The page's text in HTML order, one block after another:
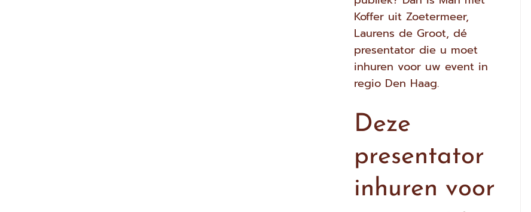
Koffer uit Zoetermeer,
Laurens de Groot, dé
presentator die u moet
inhuren voor uw event in
regio Den Haag.
Deze
presentator
inhuren voor